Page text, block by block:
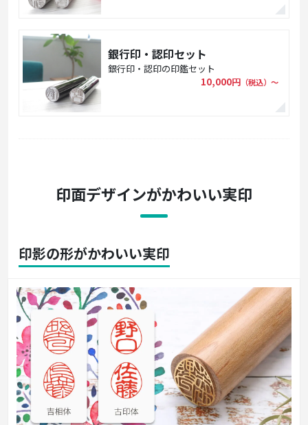
銀行印・認印セット
銀行印・認印の印鑑セット
10,000円 （税込）〜
印面デザインがかわいい実印
印影の形がかわいい実印